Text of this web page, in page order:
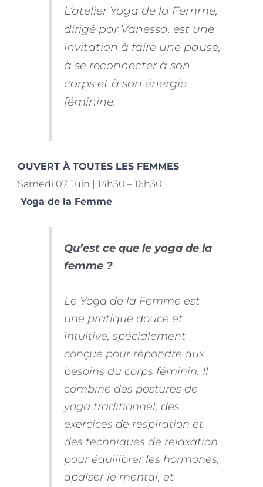
L’atelier Yoga de la Femme,
dirigé par Vanessa, est une
invitation à faire une pause,
à se reconnecter à son
corps et à son énergie
féminine.
OUVERT À TOUTES LES FEMMES
Samedi 07 Juin | 14h30 – 16h30
Yoga de la Femme
Qu’est ce que le yoga de la
femme ?
Le Yoga de la Femme est
une pratique douce et
intuitive, spécialement
conçue pour répondre aux
besoins du corps féminin. Il
combine des postures de
yoga traditionnel, des
exercices de respiration et
des techniques de relaxation
pour équilibrer les hormones,
apaiser le mental, et